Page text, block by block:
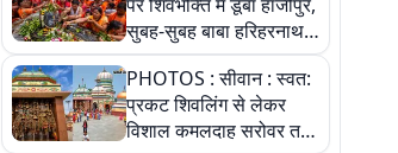
सुबह-सुबह बाबा हरिहरनाथ
मंदिर पहुंचे तेजस्वी, 10
तस्वीरों में देखें नजारा
PHOTOS : सीवान : स्वत:
प्रकट शिवलिंग से लेकर
विशाल कमलदाह सरोवर तक,